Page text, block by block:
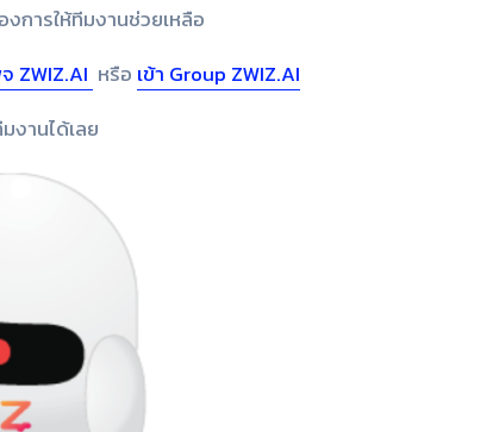
การให้ทีมงานช่วยเหลือ
ZWIZ.AI หรือ เข้า Group ZWIZ.AI
งานได้เลย